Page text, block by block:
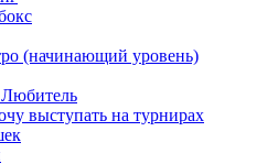
(начинающий уровень)
выступать на турнирах